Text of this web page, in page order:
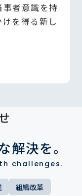
者意識を持
を得る新し
解決を。
challenges.
組織改革